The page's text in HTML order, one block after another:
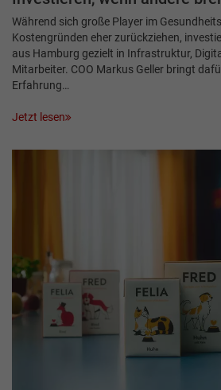
Während sich große Player im
Kostengründen eher zurückziehen,
aus Hamburg gezielt in Infrastruktur,
Mitarbeiter. COO Markus Geller bringt
Erfahrung…
Jetzt lesen